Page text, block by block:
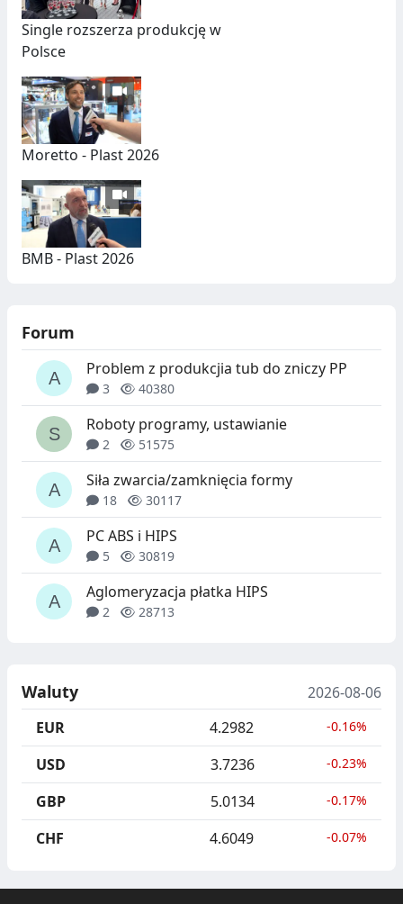
Single rozszerza produkcję w
Polsce
Moretto - Plast 2026
BMB - Plast 2026
Forum
Problem z produkcjia tub do zniczy PP
3 40380
Roboty programy, ustawianie
2 51575
Siła zwarcia/zamknięcia formy
18 30117
PC ABS i HIPS
5 30819
Aglomeryzacja płatka HIPS
2 28713
Waluty
2026-08-06
EUR
4.2982 -0.16%
USD 3.7236 -0.23%
GBP 5.0134 -0.17%
CHF 4.6049 -0.07%